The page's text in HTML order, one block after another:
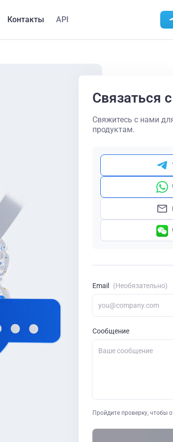
Контакты API
Связаться
Свяжитесь с нами
продуктам.
Email (Необязательно)
Сообщение
Пройдите проверку, чтобы